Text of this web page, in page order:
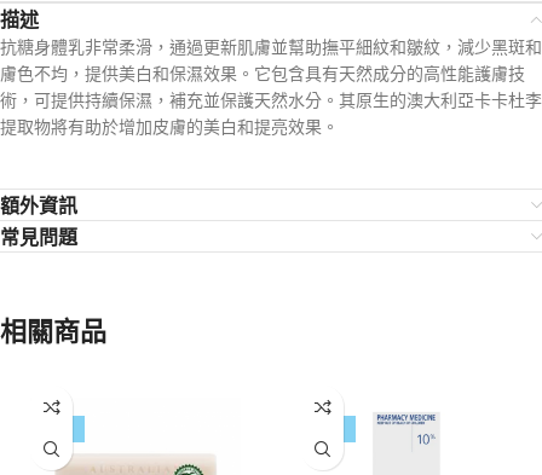
描述
抗糖身體乳非常柔滑，通過更新肌膚並幫助撫平細紋和皺紋，減少黑斑和
膚色不均，提供美白和保濕效果。它包含具有天然成分的高性能護膚技
術，可提供持續保濕，補充並保護天然水分。其原生的澳大利亞卡卡杜李
提取物將有助於增加皮膚的美白和提亮效果。
額外資訊
常見問題
相關商品